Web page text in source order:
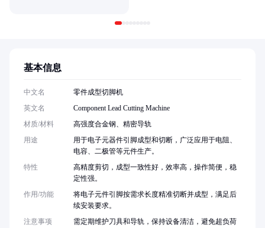
基本信息
中文名
零件成型切脚机
英文名
Component Lead Cutting Machine
材质/材料
高强度合金钢、精密导轨
用途
用于电子元器件引脚成型和切断，广泛应用于电阻、
电容、二极管等元件生产。
特性
高精度剪切，成型一致性好，效率高，操作简便，稳
定性强。
作用/功能
将电子元件引脚按需求长度精准切断并成型，满足后
续安装要求。
注意事项
需定期维护刀具和导轨，保持设备清洁，避免超负荷